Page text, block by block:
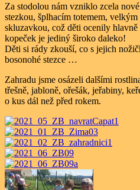
Za stodolou nám vzniklo zcela
stezkou, šplhacím totemem, velkým
skluzavkou, což děti ocenily
kopeček je jediný široko daleko!
Děti si rády zkouší, co s jejich
bosonohé stezce …
Zahradu jsme osázeli dalšími
třešně, jabloně, ořešák, jeřabiny,
o kus dál než před rokem.